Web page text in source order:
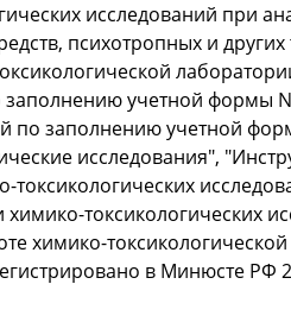
исследований при
психотропных и
учетной формы
по заполнению учетной
исследования",
токсикологических
токсикологических
химико-
в Минюсте РФ